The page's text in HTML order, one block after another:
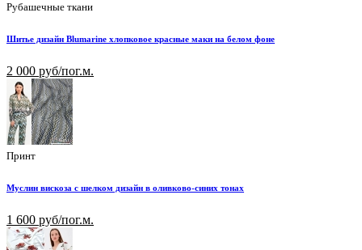
Рубашечные ткани
Шитье дизайн Blumarine хлопковое красные маки на белом фоне
2 000 руб/пог.м.
Принт
Муслин вискоза с шелком дизайн в оливково-синих тонах
1 600 руб/пог.м.